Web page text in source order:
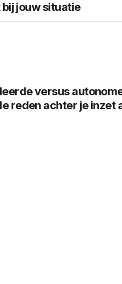
bij jouw situatie
versus
reden achter je inzet